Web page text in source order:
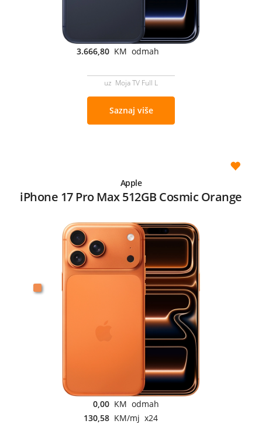
3.666,80 KM odmah
uz Moja TV Full L
Saznaj više
Apple
iPhone 17 Pro Max 512GB Cosmic Orange
0,00 KM odmah
130,58 KM/mj x24